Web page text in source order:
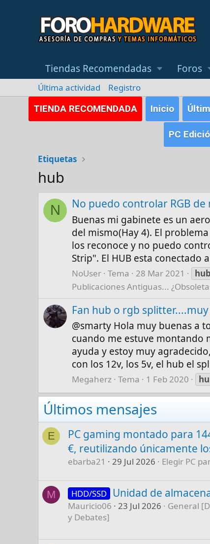
Tiendas Recomendadas Foros
Última actividad
Registro
TIENDA RECOMENDADA
Inicio
PC
Etiquetas
hub
N No puedo controlar RGB
Buenas mi gabinete es un
del mismo(Hay 4). El
los reconoce y no puedo
Strip". El HUB esta conectado
NoUser Tema 28 Mar 2021 hub
Publicaciones Antiguas...
Fan hub o rgb
@smarty Hola muy buenas a
cuando me estuve montando
ayuda y estoy muy
con los 12v, los 5v, el hub el
Megaherz Tema 1 Feb 2020
Últimos mensajes
E
PC gaming montado para
€, reutilizando únicamente
ebarba21 29 Jul 2026 Elegir PC
M HDD/SSD Unidad de
Mauricio06 23 Jul 2026
General
y Debates]